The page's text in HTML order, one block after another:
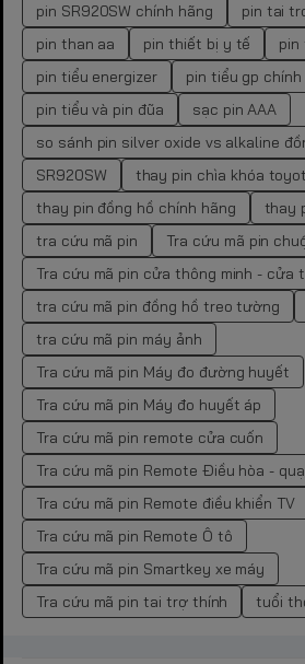
pin SR920SW chính hãng
pin tai
pin than aa
pin thiết bị y tế
pin
pin tiểu energizer
pin tiểu gp chính
pin tiểu và pin đũa
sạc pin AAA
so sánh pin silver oxide vs alkaline
SR920SW
thay pin chìa khóa
thay pin đồng hồ chính hãng
thay
tra cứu mã pin
Tra cứu mã pin
Tra cứu mã pin cửa thông minh - cửa
tra cứu mã pin đồng hồ treo tường
tra cứu mã pin máy ảnh
Tra cứu mã pin Máy đo đường huyết
Tra cứu mã pin Máy đo huyết áp
Tra cứu mã pin remote cửa cuốn
Tra cứu mã pin Remote Điều hòa -
Tra cứu mã pin Remote điều khiển TV
Tra cứu mã pin Remote Ô tô
Tra cứu mã pin Smartkey xe máy
Tra cứu mã pin tai trợ thính
tuổi